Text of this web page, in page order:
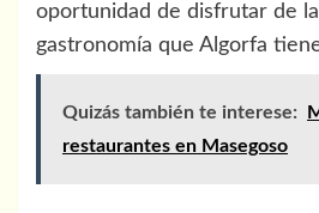
oportunidad de disfrutar de
gastronomía que Algorfa
Quizás también te interese:
restaurantes en Masegoso